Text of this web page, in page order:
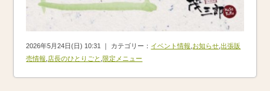
2026年5月24日(日) 10:31 ｜ カテゴリー： イベント情報,お知らせ,出張販
売情報,店長のひとりごと , 限定メニュー